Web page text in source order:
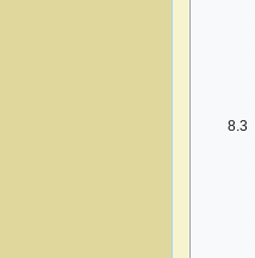
8.3